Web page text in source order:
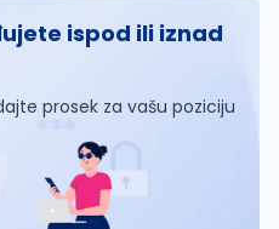
ispod ili iznad
prosek za vašu poziciju